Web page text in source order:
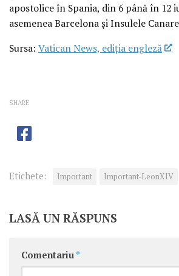
apostolice în Spania, din 6 până în 12
asemenea Barcelona și Insulele
Sursa: Vatican News, ediția engleză
SHARE
Etichete: Important Important-LeonXIV
LASĂ UN RĂSPUNS
Comentariu *